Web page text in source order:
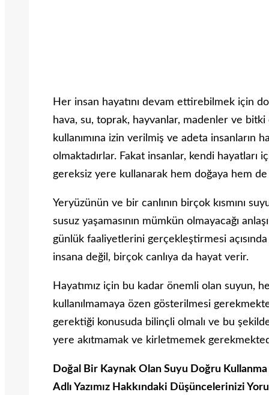
Her insan hayatını devam ettirebilmek için
hava, su, toprak, hayvanlar, madenler ve
kullanımına izin verilmiş ve adeta insanların
olmaktadırlar. Fakat insanlar, kendi hayatları
gereksiz yere kullanarak hem doğaya hem
Yeryüzünün ve bir canlının birçok kısmını
susuz yaşamasının mümkün olmayacağı
günlük faaliyetlerini gerçekleştirmesi
insana değil, birçok canlıya da hayat verir.
Hayatımız için bu kadar önemli olan suyun,
kullanılmamaya özen gösterilmesi
gerektiği konusuda bilinçli olmalı ve bu
yere akıtmamak ve kirletmemek
Doğal Bir Kaynak Olan Suyu Doğru
Adlı Yazımız Hakkındaki Düşüncelerinizi